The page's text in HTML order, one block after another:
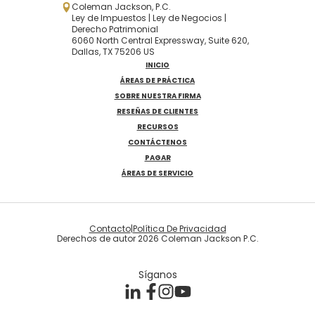
Coleman Jackson, P.C.
Ley de Impuestos | Ley de Negocios |
Derecho Patrimonial
6060 North Central Expressway, Suite 620,
Dallas, TX 75206 US
INICIO
ÁREAS DE PRÁCTICA
SOBRE NUESTRA FIRMA
RESEÑAS DE CLIENTES
RECURSOS
CONTÁCTENOS
PAGAR
ÁREAS DE SERVICIO
Derechos de autor 2026 Coleman Jackson P.C.
Contacto|Política De Privacidad
Síganos